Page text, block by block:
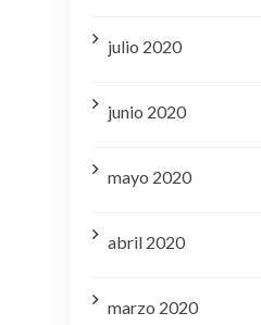
julio 2020
junio 2020
mayo 2020
abril 2020
marzo 2020